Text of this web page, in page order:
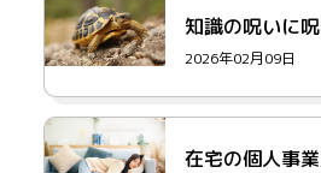
知識の呪いに
2026年02月09日
在宅の個人事